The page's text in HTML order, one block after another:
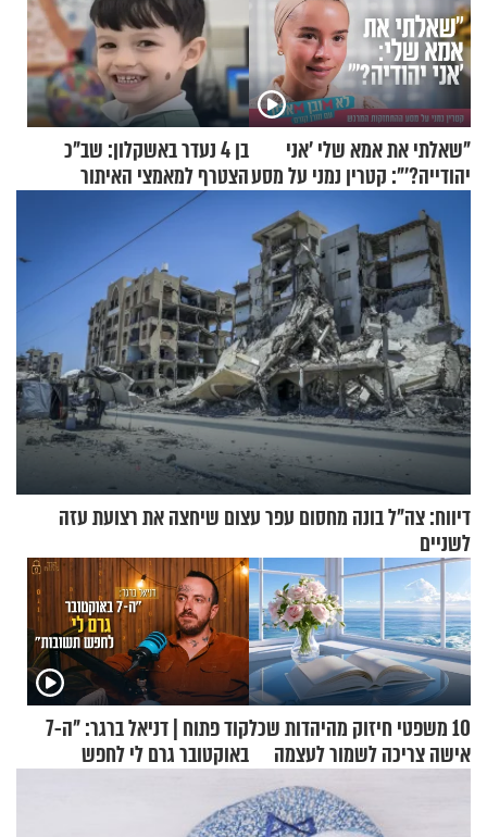
"שאלתי את אמא שלי 'אני
יהודייה?'": קטרין נמני על מסע
ההתחזקות המרגש
בן 4 נעדר באשקלון: שב"כ
הצטרף למאמצי האיתור
דיווח: צה"ל בונה מחסום עפר עצום שיחצה את רצועת עזה
לשניים
10 משפטי חיזוק מהיהדות שכל
אישה צריכה לשמור לעצמה
קוד פתוח | דניאל ברגר: "ה-7
באוקטובר גרם לי לחפש